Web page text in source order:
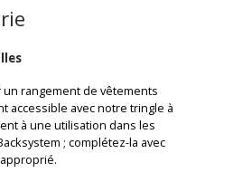
rangement de vêtements
accessible avec notre tringle à
à une utilisation dans les
; complétez-la avec